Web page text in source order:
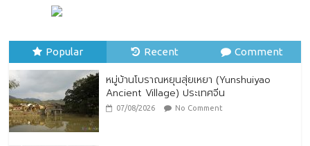
Popular Recent Comment
หมู่บ้านโบราณหยุนสุ่ยเหยา (Yunshuiyao
Ancient Village) ประเทศจีน
07/08/2026 No Comment